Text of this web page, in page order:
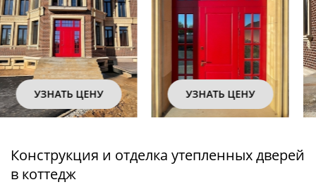
УЗНАТЬ ЦЕНУ УЗНАТЬ ЦЕНУ
Конструкция и отделка утепленных дверей
в коттедж